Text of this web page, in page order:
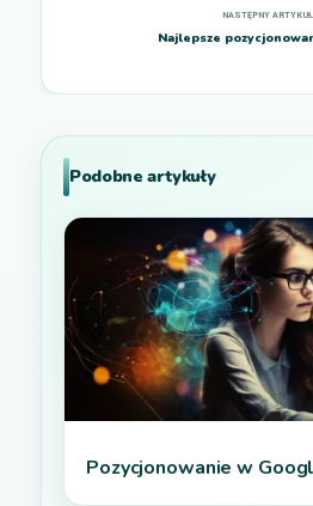
Najlepsze
Podobne artykuły
Pozycjonowanie w